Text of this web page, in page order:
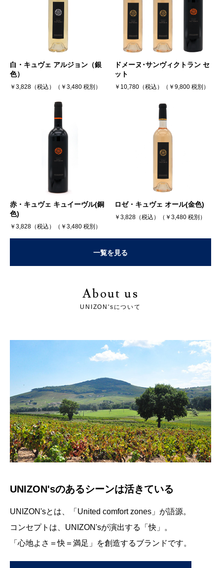
白・キュヴェ アルジョン（銀
色）
￥3,828（税込）（￥3,480 税別）
ドメーヌ･サンヴィクトラン セ
ット
￥10,780（税込）（￥9,800 税別）
赤・キュヴェ キュイーヴル(銅
色)
￥3,828（税込）（￥3,480 税別）
ロゼ・キュヴェ オール(金色)
￥3,828（税込）（￥3,480 税別）
一覧を見る
About us
UNIZON'sについて
UNIZON'sのあるシーンは活きている
UNIZON'sとは、「United comfort zones」が語源。
コンセプトは、UNIZON'sが演出する「快」。
「心地よさ＝快＝満足」を創造するブランドです。